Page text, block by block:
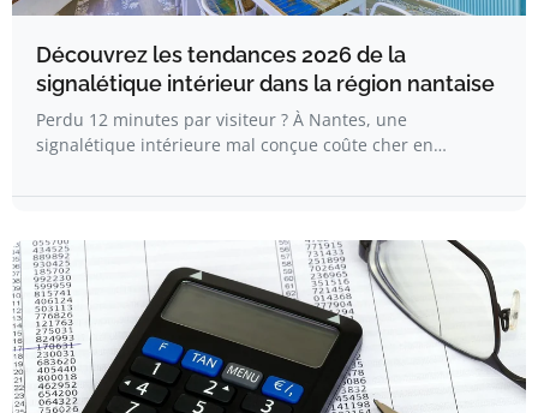
Découvrez les tendances 2026 de la
signalétique intérieur dans la région nantaise
Perdu 12 minutes par visiteur ? À Nantes, une
signalétique intérieure mal conçue coûte cher en…